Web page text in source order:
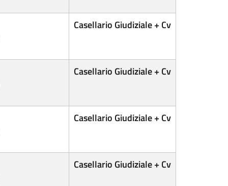
Casellario Giudiziale + Cv
Casellario Giudiziale + Cv
Casellario Giudiziale + Cv
Casellario Giudiziale + Cv